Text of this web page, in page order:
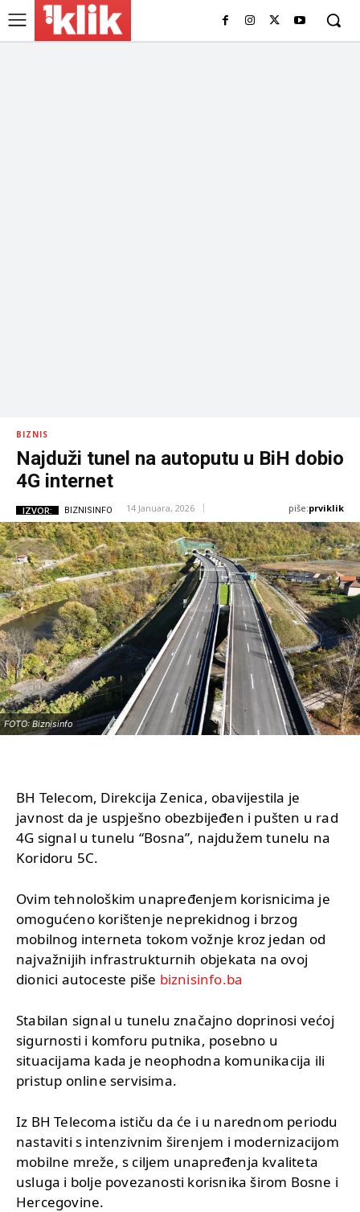
BIZNIS
Najduži tunel na autoputu u BiH dobio
4G internet
IZVOR: BIZNISINFO 14 Januara, 2026 piše:prviklik
FOTO: Biznisinfo
BH Telecom, Direkcija Zenica, obavijestila je
javnost da je uspješno obezbijeđen i pušten u rad
4G signal u tunelu “Bosna”, najdužem tunelu na
Koridoru 5C.
Ovim tehnološkim unapređenjem korisnicima je
omogućeno korištenje neprekidnog i brzog
mobilnog interneta tokom vožnje kroz jedan od
najvažnijih infrastrukturnih objekata na ovoj
dionici autoceste piše biznisinfo.ba
Stabilan signal u tunelu značajno doprinosi većoj
sigurnosti i komforu putnika, posebno u
situacijama kada je neophodna komunikacija ili
pristup online servisima.
Iz BH Telecoma ističu da će i u narednom periodu
nastaviti s intenzivnim širenjem i modernizacijom
mobilne mreže, s ciljem unapređenja kvaliteta
usluga i bolje povezanosti korisnika širom Bosne i
Hercegovine.